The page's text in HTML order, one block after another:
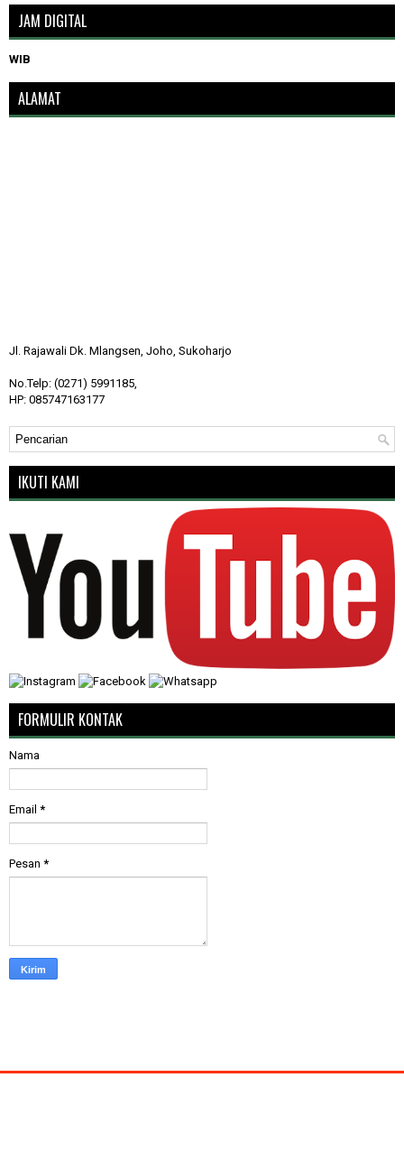
JAM DIGITAL
WIB
ALAMAT
Jl. Rajawali Dk. Mlangsen, Joho, Sukoharjo
No.Telp: (0271) 5991185,
HP: 085747163177
IKUTI KAMI
FORMULIR KONTAK
Nama
Email *
Pesan *